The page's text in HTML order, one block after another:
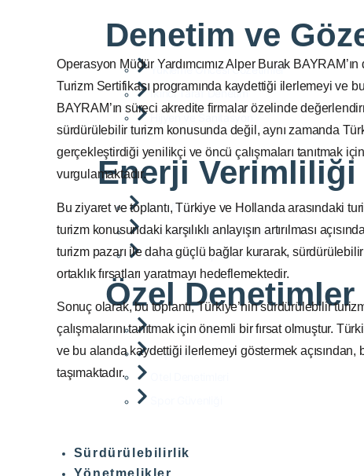
Denetim ve
Yükleme Öncesi Gözetimler
İkinci Taraf Denetim
Enerji Verimliliği
Enerji Etüdü
Enerji Verimliliği Danışmanlığı
Sıfır Atık Süreç Yönetimi
Özel Denetimler
Okul Güvenliği
Yeşil Bina
Sürdürülebilirlik
Yönetmelikler
Operasyon Müdür Yardımcımız Alper Burak
Turizm Sertifikası programında kaydettiği ilerlemeyi ve
BAYRAM’ın süreci akredite firmalar özelinde
sürdürülebilir turizm konusunda değil, aynı zamanda
gerçekleştirdiği yenilikçi ve öncü çalışmaları tanıtmak
vurgulamaktadır.
Bu ziyaret ve toplantı, Türkiye ve Hollanda arasındaki
turizm konusundaki karşılıklı anlayışın artırılması
turizm pazarı ile daha güçlü bağlar kurarak,
ortaklık fırsatları yaratmayı hedeflemektedir.
Sonuç olarak, bu toplantı, Türkiye’nin sürdürülebilir
çalışmalarını tanıtmak için önemli bir fırsat olmuştur.
ve bu alanda kaydettiği ilerlemeyi göstermek açısından,
taşımaktadır.